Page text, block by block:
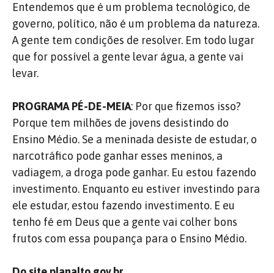
Entendemos que é um problema tecnológico, de
governo, político, não é um problema da natureza.
A gente tem condições de resolver. Em todo lugar
que for possível a gente levar água, a gente vai
levar.
PROGRAMA PÉ-DE-MEIA: Por que fizemos isso?
Porque tem milhões de jovens desistindo do
Ensino Médio. Se a meninada desiste de estudar, o
narcotráfico pode ganhar esses meninos, a
vadiagem, a droga pode ganhar. Eu estou fazendo
investimento. Enquanto eu estiver investindo para
ele estudar, estou fazendo investimento. E eu
tenho fé em Deus que a gente vai colher bons
frutos com essa poupança para o Ensino Médio.